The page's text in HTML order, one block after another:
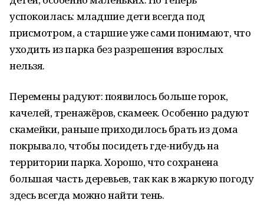
успокоилась: младшие дети всегда под
присмотром, а старшие уже сами понимают, что
уходить из парка без разрешения взрослых
нельзя.
Перемены радуют: появилось больше горок,
качелей, тренажёров, скамеек. Особенно радуют
скамейки, раньше приходилось брать из дома
покрывало, чтобы посидеть где-нибудь на
территории парка. Хорошо, что сохранена
большая часть деревьев, так как в жаркую погоду
здесь всегда можно найти тень.